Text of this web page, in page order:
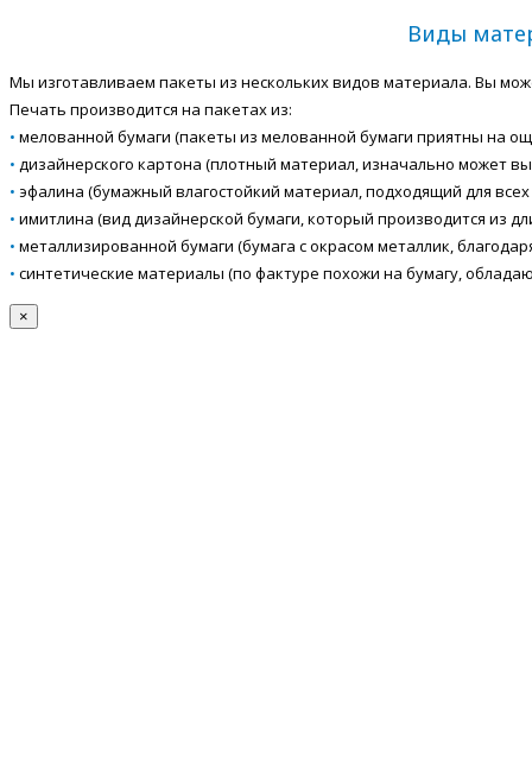
Виды
Мы изготавливаем пакеты из нескольких видов материала. Вы
Печать производится на пакетах из:
• мелованной бумаги (пакеты из мелованной бумаги приятны на
• дизайнерского картона (плотный материал, изначально может
• эфалина (бумажный влагостойкий материал, подходящий для
• имитлина (вид дизайнерской бумаги, который производится из
• металлизированной бумаги (бумага с окрасом металлик,
• синтетические материалы (по фактуре похожи на бумагу,
×